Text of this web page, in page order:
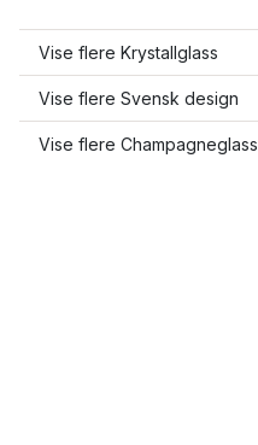
Vise flere Krystallglass
Vise flere Svensk design
Vise flere Champagneglass